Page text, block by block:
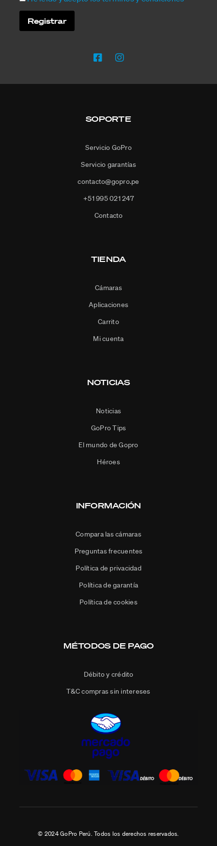
SOPORTE
Servicio GoPro
Servicio garantías
contacto@gopro.pe
+51 995 021 247
Contacto
TIENDA
Cámaras
Aplicaciones
Carrito
Mi cuenta
NOTICIAS
Noticias
GoPro Tips
El mundo de Gopro
Héroes
INFORMACIÓN
Compara las cámaras
Preguntas frecuentes
Política de privacidad
Política de garantía
Política de cookies
MÉTODOS DE PAGO
Débito y crédito
T&C compras sin intereses
© 2024 GoPro Perú. Todos los derechos reservados.